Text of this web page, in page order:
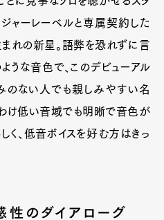
ャーレーベルと専属契約した
まれの新星。語弊を恐れずに言
うな音色で、このデビューアル
のない人でも親しみやすい名
け低い音域でも明晰で音色が
く、低音ボイスを好む方はきっ
性のダイアローグ